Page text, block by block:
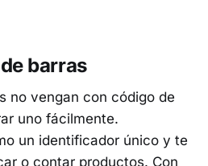
barras
no vengan con código de
uno fácilmente.
un identificador único y te
o contar productos. Con